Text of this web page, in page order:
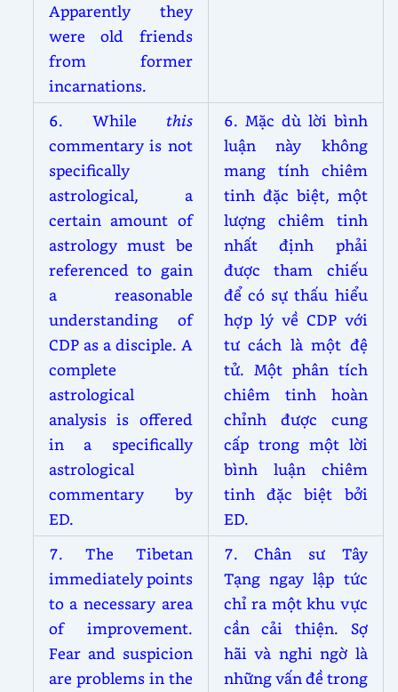
Apparently they
were old friends
from former
incarnations.
6. While this
commentary is not
specifically
astrological, a
certain amount of
astrology must be
referenced to gain
a reasonable
understanding of
CDP as a disciple. A
complete
astrological
analysis is offered
in a specifically
astrological
commentary by
ED.
6. Mặc dù lời bình
luận này không
mang tính chiêm
tinh đặc biệt, một
lượng chiêm tinh
nhất định phải
được tham chiếu
để có sự thấu hiểu
hợp lý về CDP với
tư cách là một đệ
tử. Một phân tích
chiêm tinh hoàn
chỉnh được cung
cấp trong một lời
bình luận chiêm
tinh đặc biệt bởi
ED.
7. The Tibetan
immediately points
to a necessary area
of improvement.
Fear and suspicion
are problems in the
7. Chân sư Tây
Tạng ngay lập tức
chỉ ra một khu vực
cần cải thiện. Sợ
hãi và nghi ngờ là
những vấn đề trong